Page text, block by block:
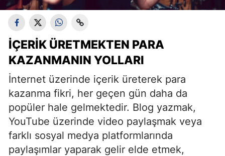
İÇERIK ÜRETMEKTEN PARA
KAZANMANIN YOLLARI
İnternet üzerinde içerik üreterek para
kazanma fikri, her geçen gün daha da
popüler hale gelmektedir. Blog yazmak,
YouTube üzerinde video paylaşmak veya
farklı sosyal medya platformlarında
paylaşımlar yaparak gelir elde etmek,